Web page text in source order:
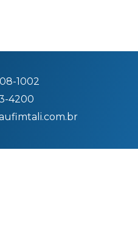
1002
4200